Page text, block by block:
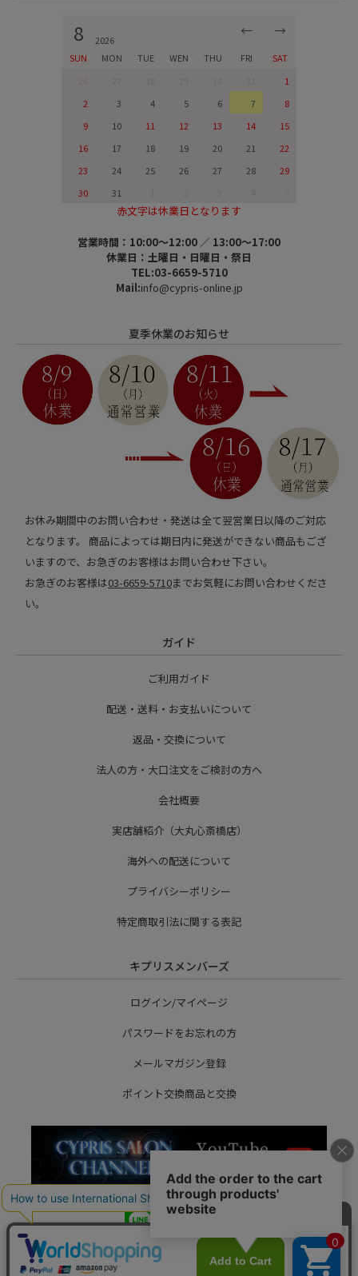
8 2026
← →
SUN MON TUE WEN THU FRI
SAT
1
2
3 4 5 6 7
8
9
10 11 12 13 14
15
16
17 18 19 20 21
22
23
24 25 26 27 28
29
30
31
赤文字は休業日となります
営業時間：10:00～12:00 ／ 13:00～17:00
休業日：土曜日・日曜日・祭日
TEL:03-6659-5710
Mail:info@cypris-online.jp
夏季休業のお知らせ
お休み期間中のお問い合わせ・発送は全て翌営業日以降のご対応
となります。 商品によっては期日内に発送ができない商品もござ
いますので、お急ぎのお客様はお問い合わせ下さい。
お急ぎのお客様は03-6659-5710までお気軽にお問い合わせくださ
い。
ガイド
ご利用ガイド
配送・送料・お支払いについて
返品・交換について
法人の方・大口注文をご検討の方へ
会社概要
実店舗紹介（大丸心斎橋店）
海外への配送について
プライバシーポリシー
特定商取引法に関する表記
キプリスメンバーズ
ログイン/マイページ
パスワードをお忘れの方
メールマガジン登録
ポイント交換商品と交換